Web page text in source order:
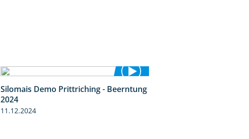
12:28
Silomais Demo Prittriching - Beerntung
2024
11.12.2024